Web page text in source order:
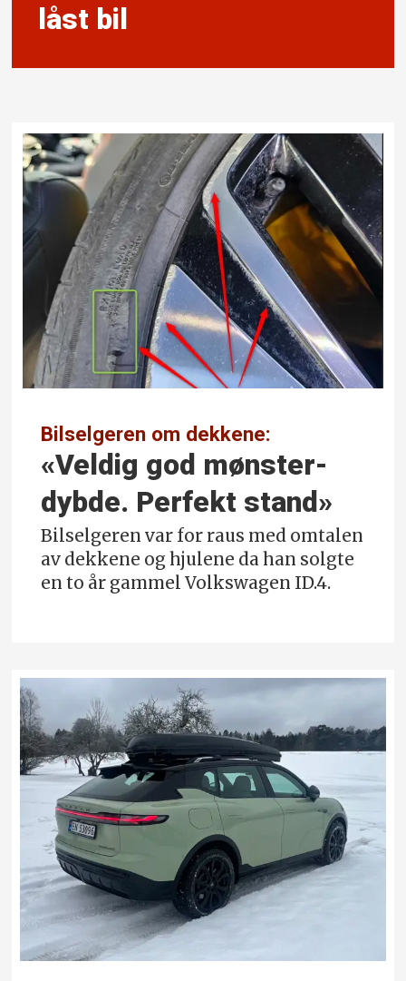
låst bil
Bilselgeren om dekkene:
«Veldig god mønster­
dybde. Perfekt stand»
Bilselgeren var for raus med omtalen
av dekkene og hjulene da han solgte
en to år gammel Volkswagen ID.4.